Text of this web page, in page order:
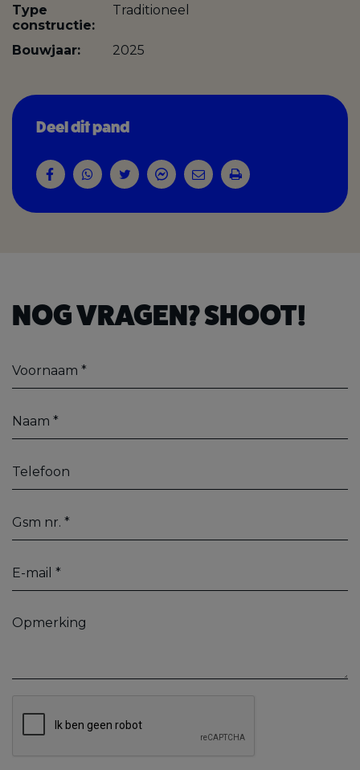
Type
constructie:
Traditioneel
Bouwjaar: 2025
Deel dit pand
NOG VRAGEN? SHOOT!